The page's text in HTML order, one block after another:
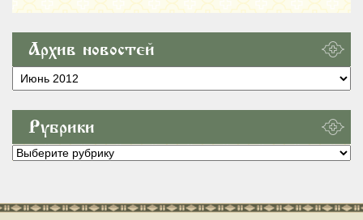
Архив новостей
Архив
новостей
Рубрики
Рубрики